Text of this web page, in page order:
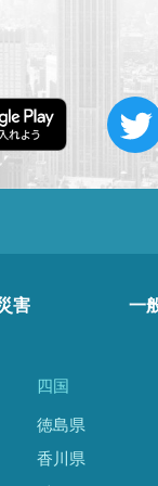
害 一
四国
徳島県
香川県